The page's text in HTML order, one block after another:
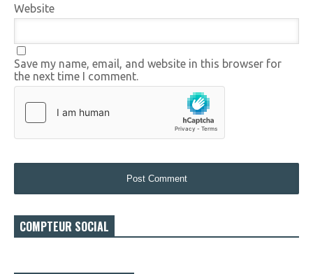
Website
Save my name, email, and website in this browser for
the next time I comment.
COMPTEUR SOCIAL